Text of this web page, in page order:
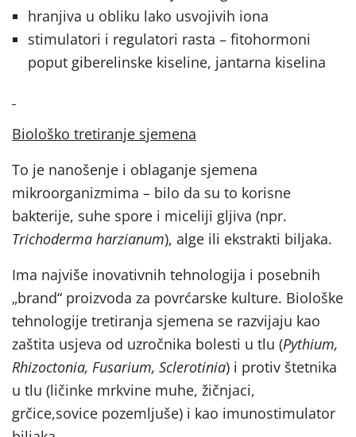
hranjiva u obliku lako usvojivih iona
stimulatori i regulatori rasta – fitohormoni
poput giberelinske kiseline, jantarna kiselina
Biološko tretiranje sjemena
To je nanošenje i oblaganje sjemena
mikroorganizmima – bilo da su to korisne
bakterije, suhe spore i miceliji gljiva (npr.
Trichoderma harzianum), alge ili ekstrakti biljaka.
Ima najviše inovativnih tehnologija i posebnih
„brand“ proizvoda za povrćarske kulture. Biološke
tehnologije tretiranja sjemena se razvijaju kao
zaštita usjeva od uzročnika bolesti u tlu (Pythium,
Rhizoctonia, Fusarium, Sclerotinia) i protiv štetnika
u tlu (ličinke mrkvine muhe, žičnjaci,
grčice,sovice pozemljuše) i kao imunostimulator